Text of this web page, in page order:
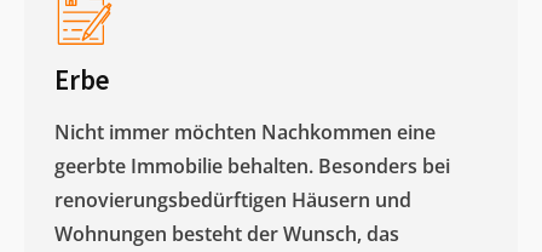
Erbe
Nicht immer möchten Nachkommen eine
geerbte Immobilie behalten. Besonders bei
renovierungsbedürftigen Häusern und
Wohnungen besteht der Wunsch, das